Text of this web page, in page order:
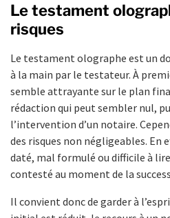
Le testament
risques
Le testament olographe est un
à la main par le testateur. À
semble attrayante sur le plan
rédaction qui peut sembler nul,
l’intervention d’un notaire.
des risques non négligeables.
daté, mal formulé ou difficile à
contesté au moment de la
Il convient donc de garder à